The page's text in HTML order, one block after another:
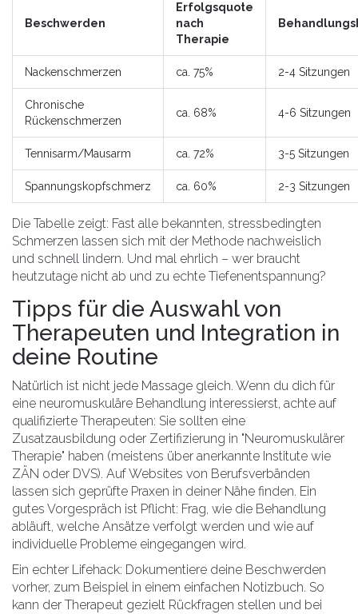
Beschwerden
Erfolgsquote
nach
Therapie
Nackenschmerzen ca. 75% 2-4 Sitzungen
Chronische
Rückenschmerzen
ca. 68% 4-6 Sitzungen
Tennisarm/Mausarm ca. 72% 3-5 Sitzungen
Spannungskopfschmerz ca. 60% 2-3 Sitzungen
Die Tabelle zeigt: Fast alle bekannten, stressbedingten
Schmerzen lassen sich mit der Methode nachweislich
und schnell lindern. Und mal ehrlich – wer braucht
heutzutage nicht ab und zu echte Tiefenentspannung?
Tipps für die Auswahl von
Therapeuten und Integration in
deine Routine
Natürlich ist nicht jede Massage gleich. Wenn du dich für
eine neuromuskuläre Behandlung interessierst, achte auf
qualifizierte Therapeuten: Sie sollten eine
Zusatzausbildung oder Zertifizierung in "Neuromuskulärer
Therapie" haben (meistens über anerkannte Institute wie
ZÄN oder DVS). Auf Websites von Berufsverbänden
lassen sich geprüfte Praxen in deiner Nähe finden. Ein
gutes Vorgespräch ist Pflicht: Frag, wie die Behandlung
abläuft, welche Ansätze verfolgt werden und wie auf
individuelle Probleme eingegangen wird.
Ein echter Lifehack: Dokumentiere deine Beschwerden
vorher, zum Beispiel in einem einfachen Notizbuch. So
kann der Therapeut gezielt Rückfragen stellen und bei